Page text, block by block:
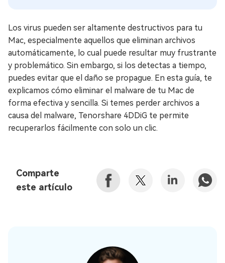
Los virus pueden ser altamente destructivos para tu
Mac, especialmente aquellos que eliminan archivos
automáticamente, lo cual puede resultar muy frustrante
y problemático. Sin embargo, si los detectas a tiempo,
puedes evitar que el daño se propague. En esta guía, te
explicamos cómo eliminar el malware de tu Mac de
forma efectiva y sencilla. Si temes perder archivos a
causa del malware, Tenorshare 4DDiG te permite
recuperarlos fácilmente con solo un clic.
Comparte
este artículo